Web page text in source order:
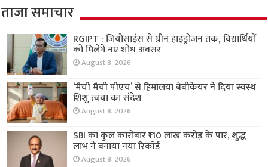
ताजा समाचार
RGIPT : जियोसाइंस से ग्रीन हाइड्रोजन तक, विद्यार्थियों
को मिलेंगे नए शोध अवसर
August 8, 2026
‘मैची मैची पीएच’ से हिमालया बेबीकेयर ने दिया स्वस्थ
शिशु त्वचा का संदेश
August 8, 2026
SBI का कुल कारोबार ₹110 लाख करोड़ के पार, शुद्ध
लाभ ने बनाया नया रिकॉर्ड
August 8, 2026